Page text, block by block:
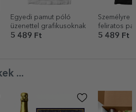
Egyedi pamut póló
üzenettel grafikusoknak
5 489 Ft
Személyre
feliratos
Re-tired
5 489 Ft
...